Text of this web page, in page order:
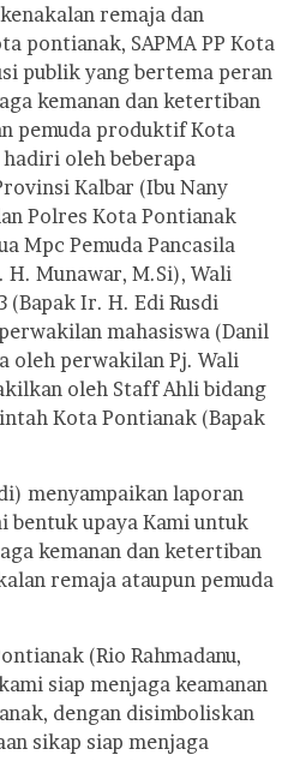
remaja dan
pontianak, SAPMA PP Kota
publik yang bertema peran
kemanan dan ketertiban
pemuda produktif Kota
oleh beberapa
Kalbar (Ibu Nany
Polres Kota Pontianak
Mpc Pemuda Pancasila
Munawar, M.Si), Wali
Ir. H. Edi Rusdi
mahasiswa (Danil
oleh perwakilan Pj. Wali
oleh Staff Ahli bidang
Kota Pontianak (Bapak
menyampaikan laporan
bentuk upaya Kami untuk
kemanan dan ketertiban
remaja ataupun pemuda
(Rio Rahmadanu,
siap menjaga keamanan
dengan disimboliskan
sikap siap menjaga